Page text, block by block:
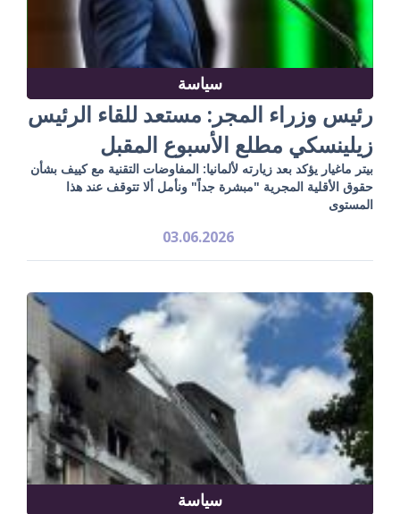
سياسة
رئيس وزراء المجر: مستعد للقاء الرئيس
زيلينسكي مطلع الأسبوع المقبل
بيتر ماغيار يؤكد بعد زيارته لألمانيا: المفاوضات التقنية مع كييف بشأن
حقوق الأقلية المجرية "مبشرة جداً" ونأمل ألا تتوقف عند هذا
المستوى
03.06.2026
سياسة